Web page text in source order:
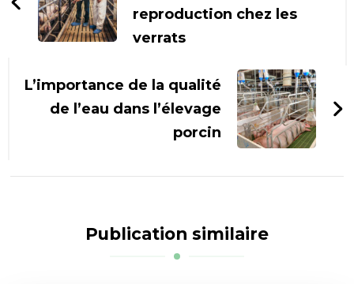
reproduction chez les
verrats
L’importance de la qualité
de l’eau dans l’élevage
porcin
Publication similaire